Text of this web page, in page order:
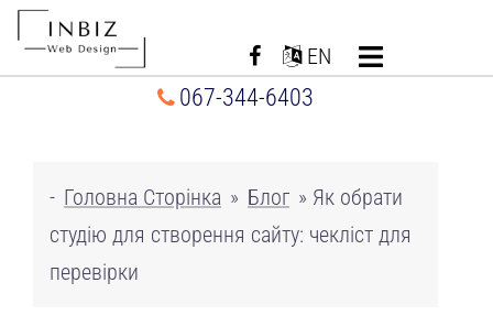
Перейти
EN
067-344-6403
- Головна Сторінка » Блог » Як обрати
студію для створення сайту: чекліст для
перевірки